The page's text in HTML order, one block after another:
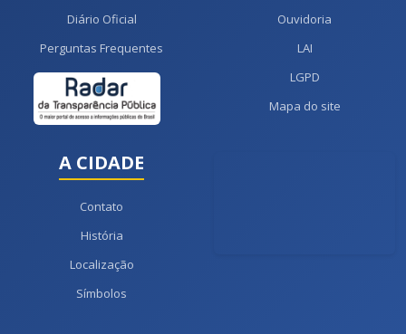
Diário Oficial
Perguntas Frequentes
Ouvidoria
LAI
LGPD
Mapa do site
A CIDADE
Contato
História
Localização
Símbolos